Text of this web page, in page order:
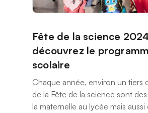
Fête de la science
découvrez le
scolaire
Chaque année, environ un tiers
de la Fête de la science sont
la maternelle au lycée mais